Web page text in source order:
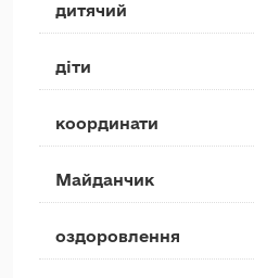
дитячий
діти
координати
Майданчик
оздоровлення